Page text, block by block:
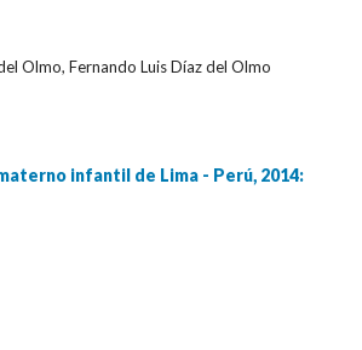
Olmo, Fernando Luis Díaz del Olmo
infantil de Lima - Perú, 2014: